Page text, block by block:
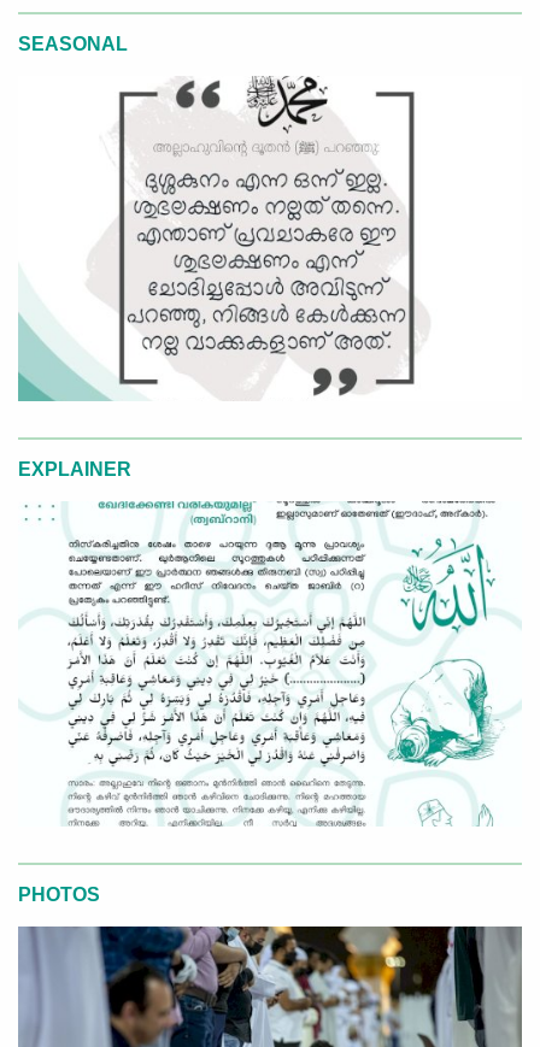
SEASONAL
EXPLAINER
PHOTOS